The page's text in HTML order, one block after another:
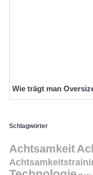
Wie trägt man
Schlagwörter
Achtsamkeit